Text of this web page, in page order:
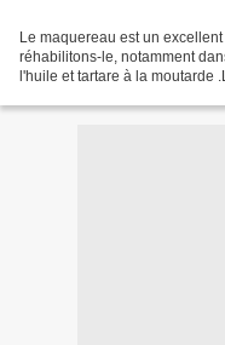
Le maquereau est un
réhabilitons-le, notamment
l'huile et tartare à la moutarde